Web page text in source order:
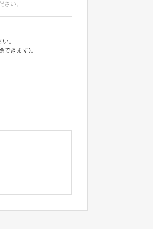
い。
。
きます)。